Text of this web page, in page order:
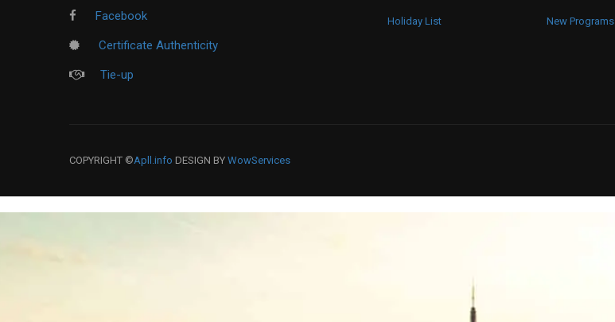
Facebook
Certificate Authenticity
Tie-up
Holiday List New Programs
COPYRIGHT ©Apll.info DESIGN BY WowServices